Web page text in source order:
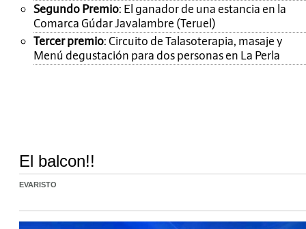
Segundo Premio: El ganador de una estancia en la
Comarca Gúdar Javalambre (Teruel)
Tercer premio: Circuito de Talasoterapia, masaje y
Menú degustación para dos personas en La Perla
El balcon!!
EVARISTO